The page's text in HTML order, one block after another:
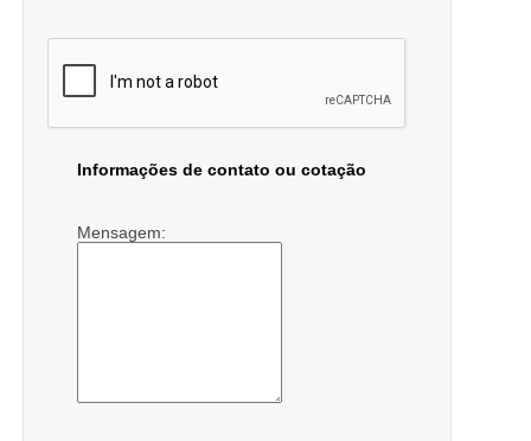
Informações de contato ou cotação
Mensagem: